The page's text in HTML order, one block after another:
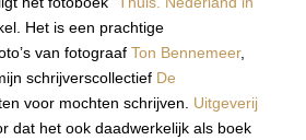
Het is een prachtige
van fotograaf Ton Bennemeer,
schrijverscollectief De
voor mochten schrijven. Uitgeverij
dat het ook daadwerkelijk als boek